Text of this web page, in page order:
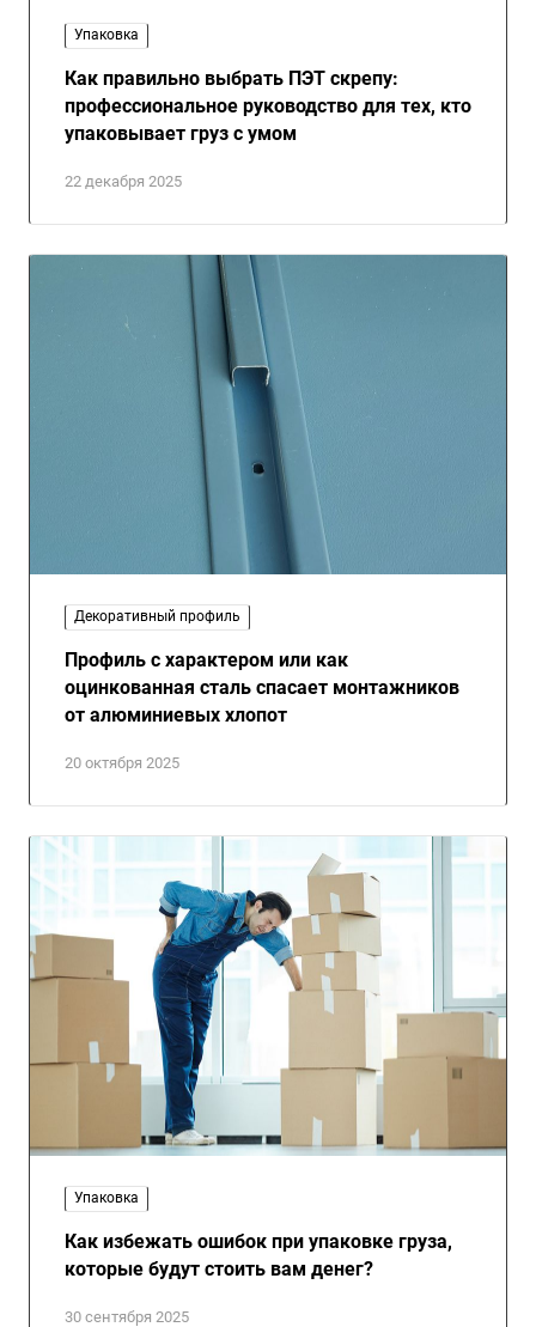
Упаковка
22 декабря 2025
Как правильно выбрать ПЭТ скрепу:
профессиональное руководство для тех, кто
упаковывает груз с умом
Декоративный профиль
20 октября 2025
Профиль с характером или как
оцинкованная сталь спасает монтажников
от алюминиевых хлопот
Упаковка
30 сентября 2025
Как избежать ошибок при упаковке груза,
которые будут стоить вам денег?